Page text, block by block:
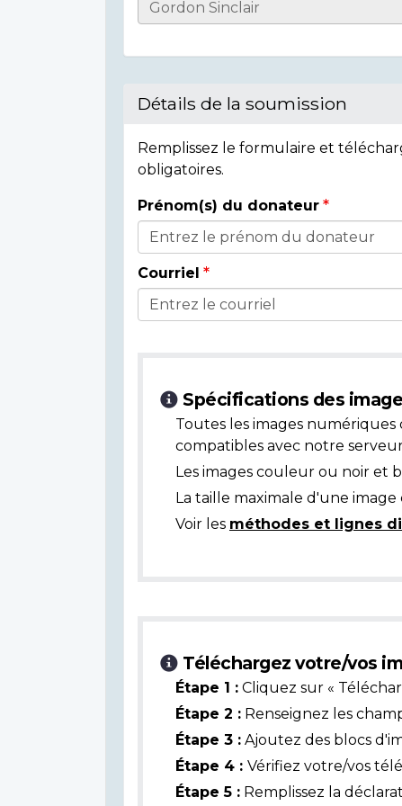
Informations
l'individu
Détails de la soumission
Remplissez le formulaire et
obligatoires.
Détails
du
donateur
Prénom(s) du donateur
Courriel
Spécifications des
Toutes les images
compatibles avec notre
Les images couleur ou noir et
La taille maximale d'une image
Voir les méthodes et lignes
Téléchargez votre/vos
Étape 1 : Cliquez sur «
Étape 2 : Renseignez les
Étape 3 : Ajoutez des blocs
Étape 4 : Vérifiez votre/vos
Étape 5 : Remplissez la